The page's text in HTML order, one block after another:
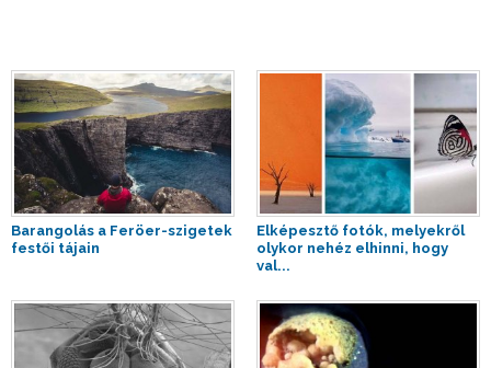
Barangolás a Feröer-szigetek
festői tájain
Elképesztő fotók, melyekről
olykor nehéz elhinni, hogy
val...